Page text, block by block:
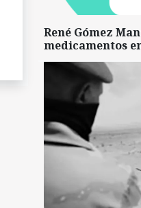
René Gómez
medicamentos